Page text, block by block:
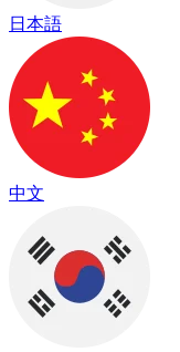
日本語
中文